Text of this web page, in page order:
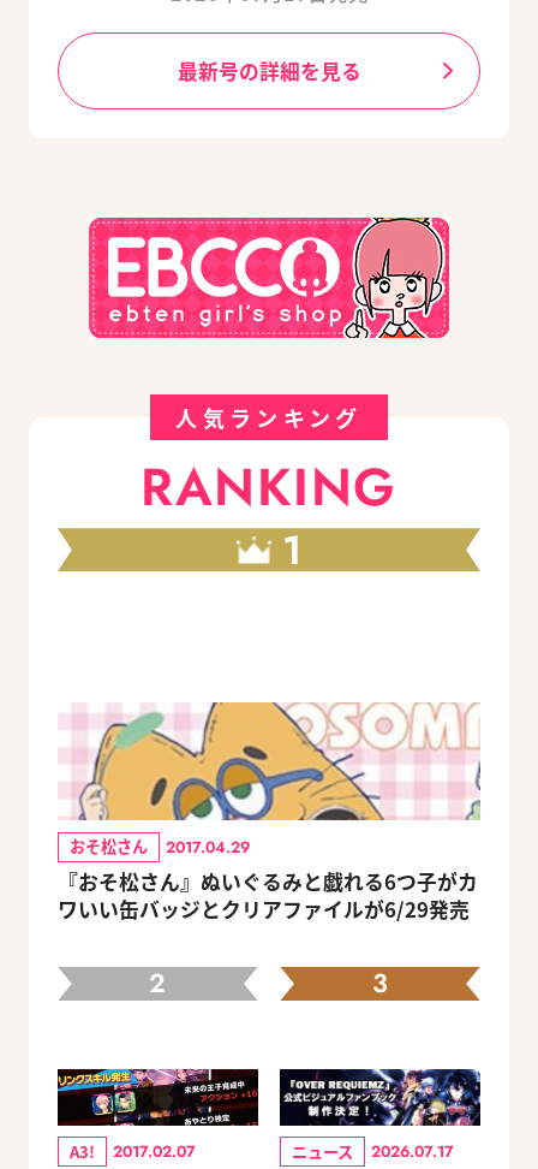
最新号の詳細を見る
人気ランキング
RANKING
1
おそ松さん 2017.04.29
『おそ松さん』ぬいぐるみと戯れる6つ子がカ
ワいい缶バッジとクリアファイルが6/29発売
2
A3! 2017.02.07
3
ニュース 2026.07.17